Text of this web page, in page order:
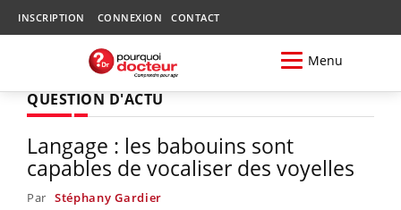
INSCRIPTION CONNEXION CONTACT
Menu
QUESTION D'ACTU
Langage : les babouins sont
capables de vocaliser des voyelles
Par Stéphany Gardier